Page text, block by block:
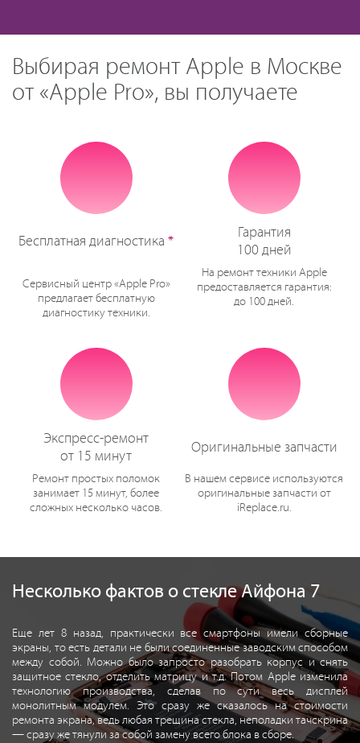
Выбирая ремонт Apple в Москве
от «Apple Pro», вы получаете
Бесплатная диагностика *
Сервисный центр «Apple Pro»
предлагает бесплатную
диагностику техники.
Гарантия
100 дней
На ремонт техники Apple
предоставляется гарантия:
до 100 дней.
Экспресс-ремонт
от 15 минут
Ремонт простых поломок
занимает 15 минут, более
сложных несколько часов.
Оригинальные запчасти
В нашем сервисе используются
оригинальные запчасти от
iReplace.ru.
Несколько фактов о стекле Айфона 7
Еще лет 8 назад, практически все смартфоны имели сборные
экраны, то есть детали не были соединенные заводским способом
между собой. Можно было запросто разобрать корпус и снять
защитное стекло, отделить матрицу и т.д. Потом Apple изменила
технологию производства, сделав по сути весь дисплей
монолитным модулем. Это сразу же сказалось на стоимости
ремонта экрана, ведь любая трещина стекла, неполадки тачскрина
— сразу же тянули за собой замену всего блока в сборе.